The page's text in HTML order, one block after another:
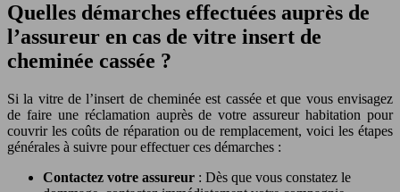
Quelles démarches effectuées auprès de
l’assureur en cas de vitre insert de
cheminée cassée ?
Si la vitre de l’insert de cheminée est cassée et que vous envisagez
de faire une réclamation auprès de votre assureur habitation pour
couvrir les coûts de réparation ou de remplacement, voici les étapes
générales à suivre pour effectuer ces démarches :
Contactez votre assureur : Dès que vous constatez le